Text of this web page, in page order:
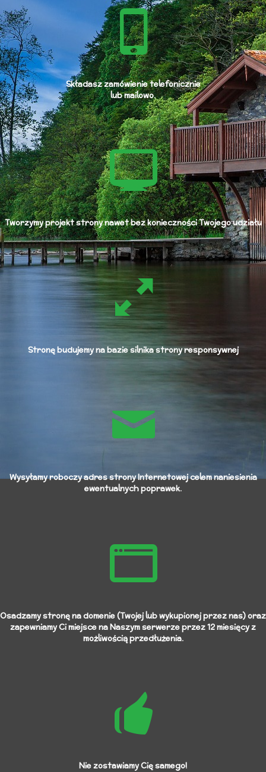
Składasz zamówienie telefonicznie
lub mailowo.
Tworzymy projekt strony nawet bez konieczności Twojego udziału
Stronę budujemy na bazie silnika strony responsywnej
Wysyłamy roboczy adres strony Internetowej celem naniesienia
ewentualnych poprawek.
Osadzamy stronę na domenie (Twojej lub wykupionej przez nas) oraz
zapewniamy Ci miejsce na Naszym serwerze przez 12 miesięcy z
możliwością przedłużenia.
Nie zostawiamy Cię samego!